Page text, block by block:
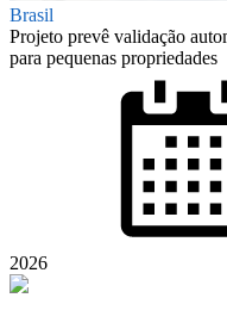
Brasil
Projeto prevê validação
para pequenas propriedades
2026